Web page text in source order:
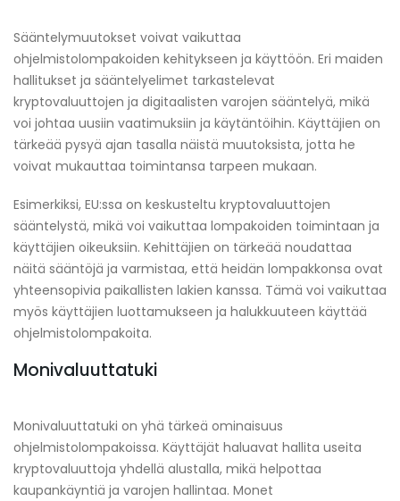
Sääntelymuutokset voivat vaikuttaa
ohjelmistolompakoiden kehitykseen ja käyttöön. Eri maiden
hallitukset ja sääntelyelimet tarkastelevat
kryptovaluuttojen ja digitaalisten varojen sääntelyä, mikä
voi johtaa uusiin vaatimuksiin ja käytäntöihin. Käyttäjien on
tärkeää pysyä ajan tasalla näistä muutoksista, jotta he
voivat mukauttaa toimintansa tarpeen mukaan.
Esimerkiksi, EU:ssa on keskusteltu kryptovaluuttojen
sääntelystä, mikä voi vaikuttaa lompakoiden toimintaan ja
käyttäjien oikeuksiin. Kehittäjien on tärkeää noudattaa
näitä sääntöjä ja varmistaa, että heidän lompakkonsa ovat
yhteensopivia paikallisten lakien kanssa. Tämä voi vaikuttaa
myös käyttäjien luottamukseen ja halukkuuteen käyttää
ohjelmistolompakoita.
Monivaluuttatuki
Monivaluuttatuki on yhä tärkeä ominaisuus
ohjelmistolompakoissa. Käyttäjät haluavat hallita useita
kryptovaluuttoja yhdellä alustalla, mikä helpottaa
kaupankäyntiä ja varojen hallintaa. Monet